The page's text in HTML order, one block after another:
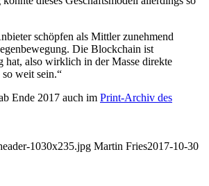
schöpfen als Mittler zunehmend
Die Blockchain ist
hat, also wirklich in der Masse direkte
weit sein.“
Ende 2017 auch im Print-Archiv des
1030x235.jpg Martin Fries2017-10-30